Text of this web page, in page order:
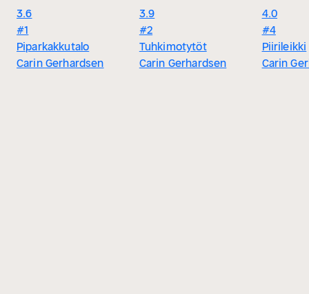
3.6
#1
Piparkakkutalo
Carin Gerhardsen
3.9
#2
Tuhkimotytöt
Carin Gerhardsen
4.0
#4
Piirileikki
Carin